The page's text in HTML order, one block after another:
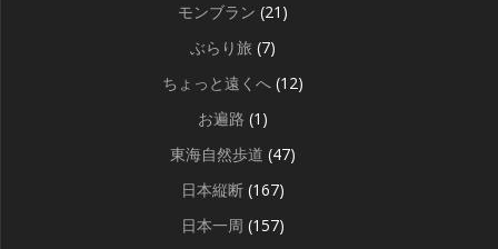
モンブラン (21)
ぶらり旅 (7)
ちょっと遠くへ (12)
お遍路 (1)
東海自然歩道 (47)
日本縦断 (167)
日本一周 (157)